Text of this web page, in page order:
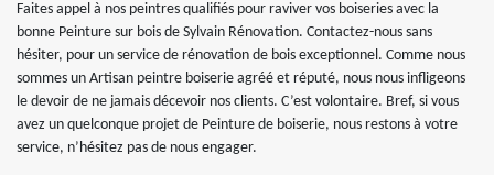
Faites appel à nos peintres qualifiés pour raviver vos boiseries avec la
bonne Peinture sur bois de Sylvain Rénovation. Contactez-nous sans
hésiter, pour un service de rénovation de bois exceptionnel. Comme nous
sommes un Artisan peintre boiserie agréé et réputé, nous nous infligeons
le devoir de ne jamais décevoir nos clients. C’est volontaire. Bref, si vous
avez un quelconque projet de Peinture de boiserie, nous restons à votre
service, n’hésitez pas de nous engager.